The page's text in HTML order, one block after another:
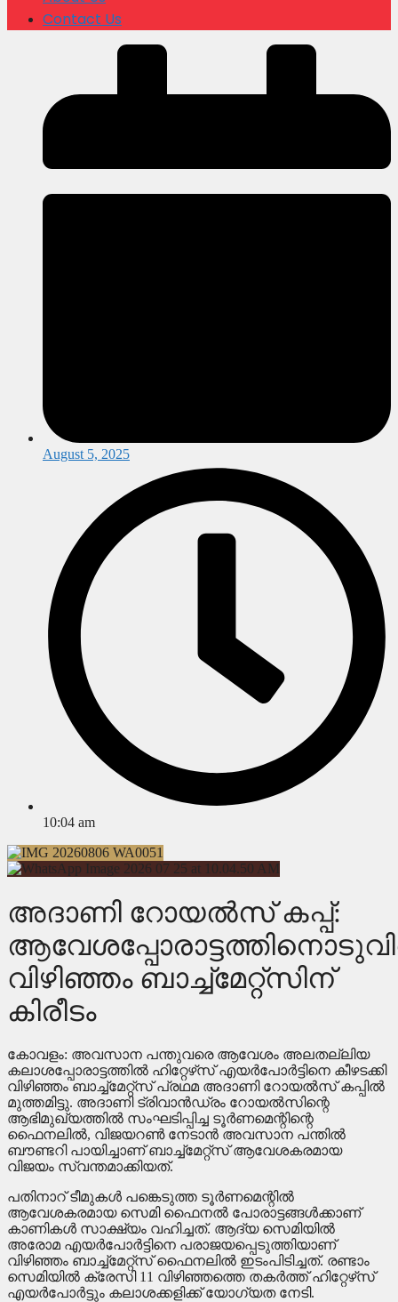
Contact Us
August 5, 2025
10:04 am
അദാണി റോയല്‍സ് കപ്പ്:
വിഴിഞ്ഞം ബാച്ച്‌മേറ്റ്‌സിന്
കിരീടം
കോവളം: അവസാന പന്തുവരെ ആവേശം അലതല്ലിയ
കലാശപ്പോരാട്ടത്തില്‍ ഹിറ്റേഴ്‌സ് എയര്‍പോര്‍ട്ടിനെ കീഴടക്കി
വിഴിഞ്ഞം ബാച്ച്‌മേറ്റ്‌സ് പ്രഥമ അദാണി റോയല്‍സ് കപ്പില്‍
മുത്തമിട്ടു. അദാണി ട്രിവാന്‍ഡ്രം റോയല്‍സിന്റെ
ആഭിമുഖ്യത്തില്‍ സംഘടിപ്പിച്ച ടൂര്‍ണമെന്റിന്റെ
ഫൈനലില്‍, വിജയറണ്‍ നേടാന്‍ അവസാന പന്തില്‍
ബൗണ്ടറി പായിച്ചാണ് ബാച്ച്‌മേറ്റ്‌സ് ആവേശകരമായ
വിജയം സ്വന്തമാക്കിയത്.
പതിനാറ് ടീമുകള്‍ പങ്കെടുത്ത ടൂര്‍ണമെന്റില്‍
ആവേശകരമായ സെമി ഫൈനല്‍ പോരാട്ടങ്ങള്‍ക്കാണ്
കാണികള്‍ സാക്ഷ്യം വഹിച്ചത്. ആദ്യ സെമിയില്‍
അരോമ എയര്‍പോര്‍ട്ടിനെ പരാജയപ്പെടുത്തിയാണ്
വിഴിഞ്ഞം ബാച്ച്‌മേറ്റ്‌സ് ഫൈനലില്‍ ഇടംപിടിച്ചത്. രണ്ടാം
സെമിയില്‍ ക്രേസി 11 വിഴിഞ്ഞത്തെ തകര്‍ത്ത് ഹിറ്റേഴ്‌സ്
എയര്‍പോര്‍ട്ടും കലാശക്കളിക്ക് യോഗ്യത നേടി.